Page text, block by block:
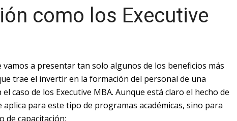
como los Executive
vamos a presentar tan solo algunos de los beneficios más
trae el invertir en la formación del personal de una
caso de los Executive MBA. Aunque está claro el hecho de
para este tipo de programas académicas, sino para
de capacitación: